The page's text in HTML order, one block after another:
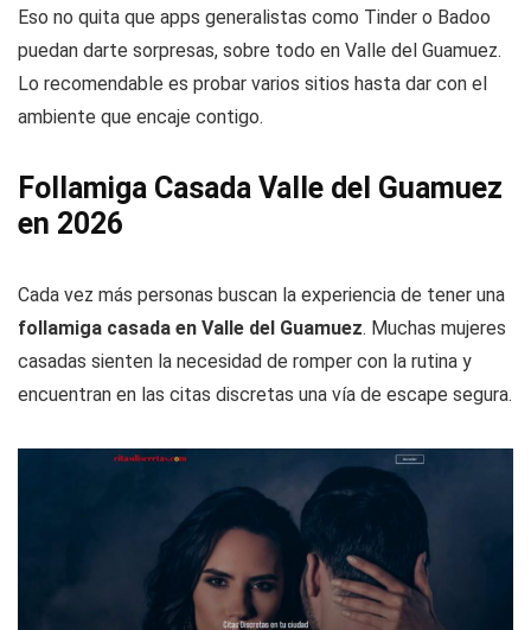
Eso no quita que apps generalistas como Tinder o Badoo
puedan darte sorpresas, sobre todo en Valle del Guamuez.
Lo recomendable es probar varios sitios hasta dar con el
ambiente que encaje contigo.
Follamiga Casada Valle del Guamuez
en 2026
Cada vez más personas buscan la experiencia de tener una
follamiga casada en Valle del Guamuez. Muchas mujeres
casadas sienten la necesidad de romper con la rutina y
encuentran en las citas discretas una vía de escape segura.